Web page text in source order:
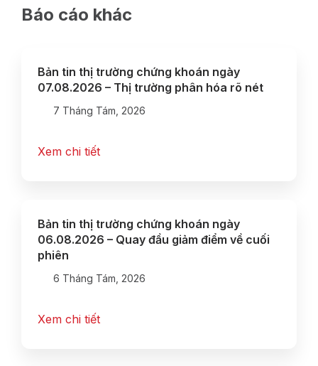
Báo cáo khác
Bản tin thị trường chứng khoán ngày
07.08.2026 – Thị trường phân hóa rõ nét
7 Tháng Tám, 2026
Xem chi tiết
Bản tin thị trường chứng khoán ngày
06.08.2026 – Quay đầu giảm điểm về cuối
phiên
6 Tháng Tám, 2026
Xem chi tiết